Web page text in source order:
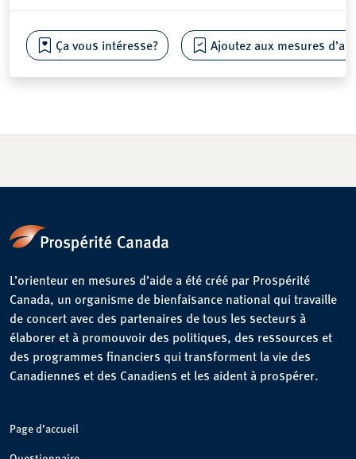
Ça vous intéresse? Ajoutez aux mesures
L’orienteur en mesures d’aide a été créé par Prospérité
Canada, un organisme de bienfaisance national qui travaille
de concert avec des partenaires de tous les secteurs à
élaborer et à promouvoir des politiques, des ressources et
des programmes financiers qui transforment la vie des
Canadiennes et des Canadiens et les aident à prospérer.
Page d’accueil